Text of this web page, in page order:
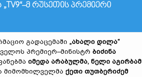
ᲠᲣᲡᲔᲗᲘᲡ ᲞᲠᲔᲛᲘᲔᲠᲘ
გადაცემაში „ახალი დილა“
პრემიერ–მინისტრ ბიძინა
იმედა არაბულმა, ნელი აგირბამ
მიმომხილველმა ქეთი თუთბერიძემ